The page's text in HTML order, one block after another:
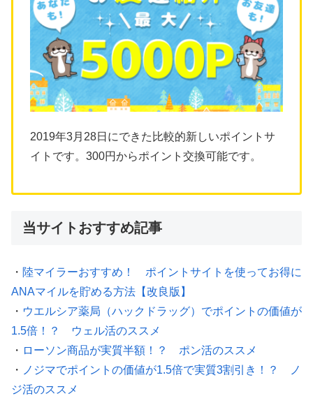
2019年3月28日にできた比較的新しいポイントサ
イトです。300円からポイント交換可能です。
当サイトおすすめ記事
・ 陸マイラーおすすめ！ ポイントサイトを使ってお得に
ANAマイルを貯める方法【改良版】
・ ウエルシア薬局（ハックドラッグ）でポイントの価値が
1.5倍！？ ウェル活のススメ
・ ローソン商品が実質半額！？ ポン活のススメ
・ ノジマでポイントの価値が1.5倍で実質3割引き！？ ノ
ジ活のススメ